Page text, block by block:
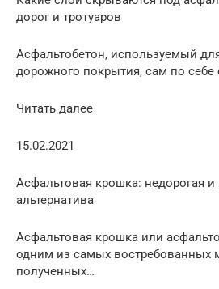
дорог и тротуаров
Асфальтобетон, используемый
дорожного покрытия, сам по
Читать далее
15.02.2021
Асфальтовая крошка: недорогая и
альтернатива
Асфальтовая крошка или
одним из самых востребованных
полученных…